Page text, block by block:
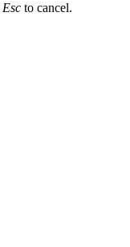
Esc to cancel.